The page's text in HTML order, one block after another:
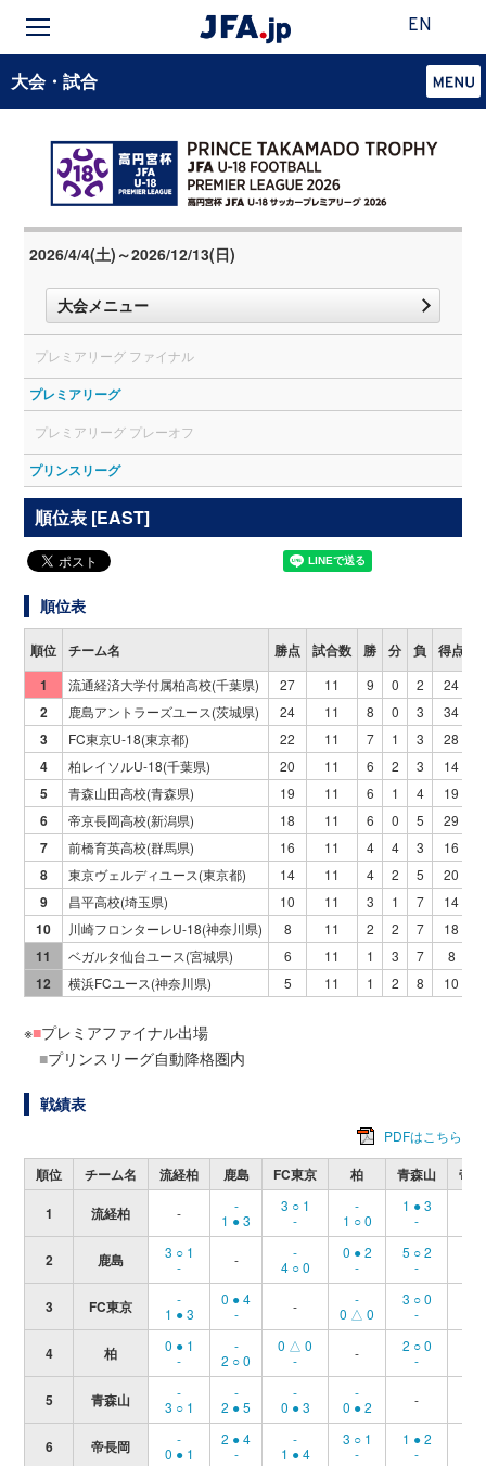
EN
大会・試合
2026/4/4(土)～2026/12/13(日)
大会メニュー
プレミアリーグ ファイナル
プレミアリーグ
プレミアリーグ プレーオフ
プリンスリーグ
順位表 [EAST]
順位表
順位 チーム名 勝点 試合数 勝 分 負 得点
1
流通経済大学付属柏高校(千葉県) 27 11 9 0 2 24
2 鹿島アントラーズユース(茨城県) 24 11 8 0 3 34
3 FC東京U-18(東京都) 22 11 7 1 3 28
4 柏レイソルU-18(千葉県) 20 11 6 2 3 14
5 青森山田高校(青森県) 19 11 6 1 4 19
6 帝京長岡高校(新潟県) 18 11 6 0 5 29
7 前橋育英高校(群馬県) 16 11 4 4 3 16
8 東京ヴェルディユース(東京都) 14 11 4 2 5 20
9 昌平高校(埼玉県) 10 11 3 1 7 14
10 川崎フロンターレU-18(神奈川県) 8 11 2 2 7 18
11 ベガルタ仙台ユース(宮城県) 6 11 1 3 7 8
12 横浜FCユース(神奈川県) 5 11 1 2 8 10
※■プレミアファイナル出場
■プリンスリーグ自動降格圏内
戦績表
PDFはこちら
順位 チーム名 流経柏 鹿島 FC東京 柏 青森山
帝
1
流経柏 -
-
1 ● 3
3 ○ 1
-
-
1 ○ 0
1 ● 3
-
2 鹿島
3 ○ 1
-
-
-
4 ○ 0
0 ● 2
-
5 ○ 2
-
3 FC東京
-
1 ● 3
0 ● 4
-
-
-
0 △ 0
3 ○ 0
-
4 柏
0 ● 1
-
-
2 ○ 0
0 △ 0
-
-
2 ○ 0
-
5 青森山
-
3 ○ 1
-
2 ● 5
-
0 ● 3
-
0 ● 2
-
6 帝長岡
-
0 ● 1
2 ● 4
-
-
1 ● 4
3 ○ 1
-
1 ● 2
-